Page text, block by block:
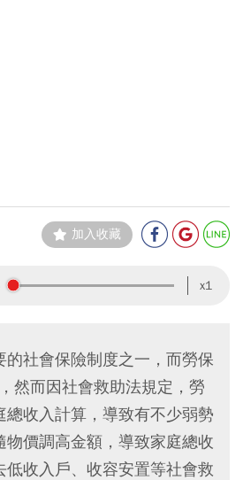
加入收藏
x1
的社會保險制度之一，而勞保
然而因社會救助法規定，勞
總收入計算，導致有不少弱勢
物價調高金額，導致家庭總收
低收入戶、收容安置等社會救